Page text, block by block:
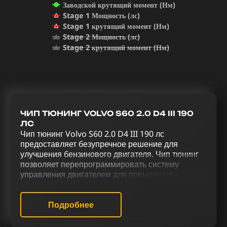
Заводской крутящий момент (Нм)
Stage 1 Мощность (лс)
Stage 1 крутящий момент (Нм)
Stage 2 Мощность (лс)
Stage 2 крутящий момент (Нм)
ЧИП ТЮНИНГ VOLVO S60 2.0 D4 III 190
ЛС
Чип тюнинг Volvo S60 2.0 D4 III 190 лс
предоставляет безупречное решение для
улучшения бензинового двигателя. Чип тюнинг
позволяет перепрограммировать систему
управления двигателем для повышения
тюнинга для Volvo S60 2.0 D4 III 190 лс,
включающего чип тюнинг (stage 1 и stage 2),
отключение катализатора (Евро-2), системы
Подробнее